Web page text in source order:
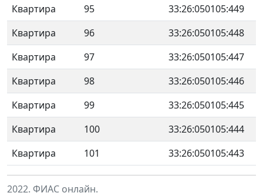
Квартира
95
33:26:050105:449
Квартира
96
33:26:050105:448
Квартира
97
33:26:050105:447
Квартира
98
33:26:050105:446
Квартира
99
33:26:050105:445
Квартира
100
33:26:050105:444
Квартира
101 33:26:050105:443
2022. ФИАС онлайн.